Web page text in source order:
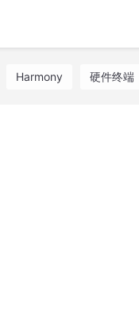
Harmony 硬件终端